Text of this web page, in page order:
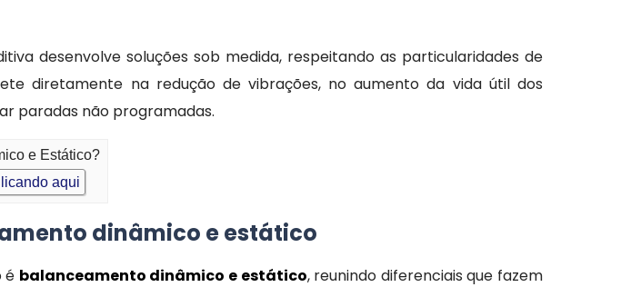
desenvolve soluções sob medida, respeitando as particularidades de
diretamente na redução de vibrações, no aumento da vida útil dos
paradas não programadas.
e Estático?
aqui
dinâmico e estático
é balanceamento dinâmico e estático, reunindo diferenciais que fazem